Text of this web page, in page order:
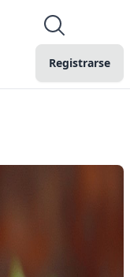
Registrarse